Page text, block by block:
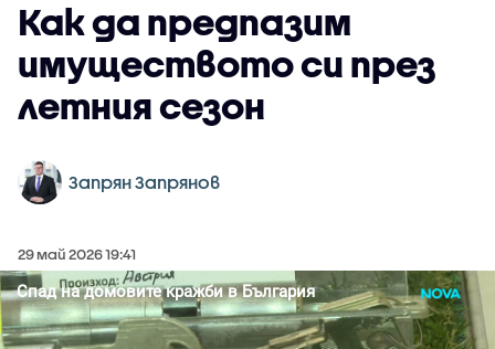
Как да предпазим
имуществото си през
летния сезон
Запрян Запрянов
29 май 2026 19:41